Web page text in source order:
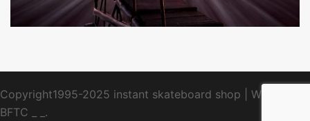
Copyright1995-2025 instant skateboard shop
WebDesign
BFTC _ _.